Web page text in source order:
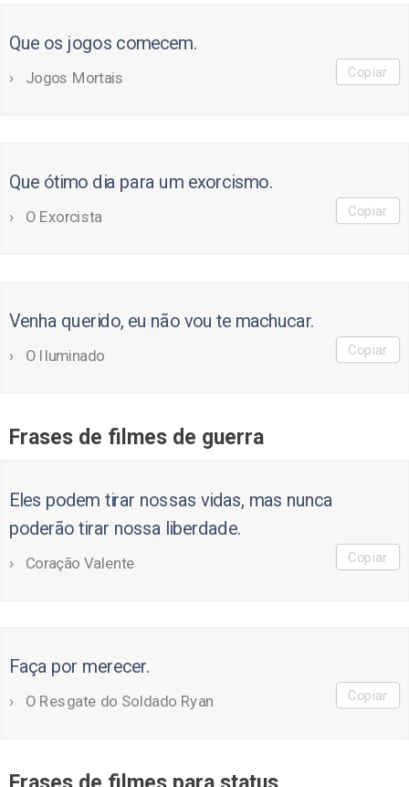
Que os jogos comecem.
Jogos Mortais Copiar
Que ótimo dia para um exorcismo.
O Exorcista Copiar
Venha querido, eu não vou te machucar.
O Iluminado Copiar
Frases de filmes de guerra
Eles podem tirar nossas vidas, mas nunca
poderão tirar nossa liberdade.
Coração Valente Copiar
Faça por merecer.
O Resgate do Soldado Ryan Copiar